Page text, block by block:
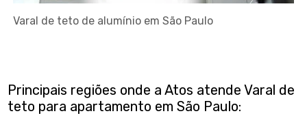
Varal de teto de alumínio em São Paulo
Principais regiões onde a Atos atende Varal de
teto para apartamento em São Paulo: